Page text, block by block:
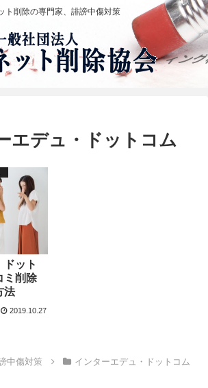
ト削除の専門家、誹謗中傷対策
エデュ・ドットコム
ドット
ミ削除
法
2019.10.27
中傷対策 インターエデュ・ドットコム